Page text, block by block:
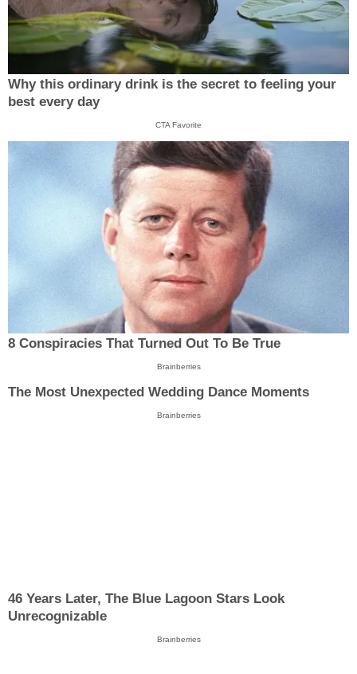
Why this ordinary drink is the secret to feeling your
best every day
CTA Favorite
8 Conspiracies That Turned Out To Be True
Brainberries
The Most Unexpected Wedding Dance Moments
Brainberries
46 Years Later, The Blue Lagoon Stars Look
Unrecognizable
Brainberries